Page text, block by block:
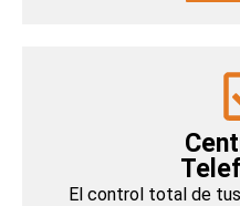
El control total de